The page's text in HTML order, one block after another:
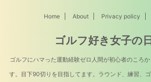
Home About Privacy policy
ゴルフ好き女子の
ゴルフにハマった運動経験ゼロ人間が初心者のころ
す。目下90切りを目指してます。ラウンド、練習、